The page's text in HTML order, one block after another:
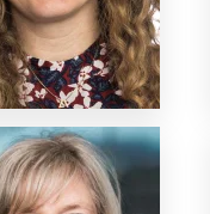
Nettside